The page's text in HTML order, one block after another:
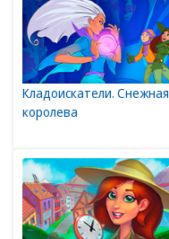
Кладоискатели. Снежная
королева